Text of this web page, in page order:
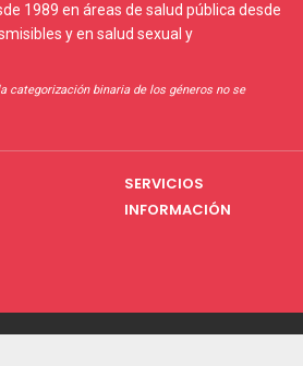
1989 en áreas de salud pública desde
y en salud sexual y
categorización binaria de los géneros no se
SERVICIOS
INFORMACIÓN